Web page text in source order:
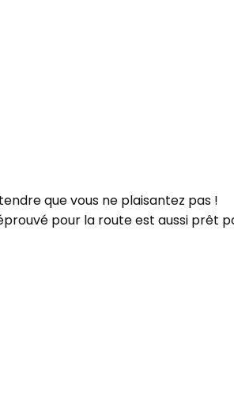
que vous ne plaisantez pas !
pour la route est aussi prêt